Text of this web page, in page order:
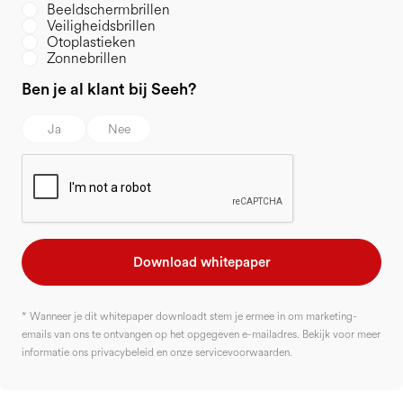
Beeldschermbrillen
Veiligheidsbrillen
Otoplastieken
Zonnebrillen
Ben je al klant bij Seeh?
Ja Nee
* Wanneer je dit whitepaper downloadt stem je ermee in om marketing-
emails van ons te ontvangen op het opgegeven e-mailadres. Bekijk voor meer
informatie ons privacybeleid en onze servicevoorwaarden.